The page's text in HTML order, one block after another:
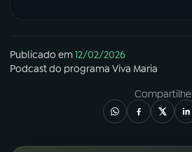
Publicado em12/02/2026
Podcastdo programa Viva Maria
Compartilhe